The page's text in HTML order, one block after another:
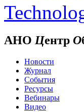
АНО Центр О
Новости
Журнал
События
Ресурсы
Вебинары
Видео